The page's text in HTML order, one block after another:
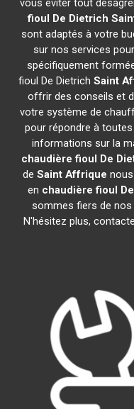
vous éviter tout
fioul De Dietrich
sont adaptés à votre
sur nos services
spécifiquement
fioul De DietrichSaint
offrir des conseils et
votre système de
pour répondre à
informations sur la
chaudière fioul De
deSaint Affrique
en chaudière fioul
sommes fiers de
N'hésitez plus,